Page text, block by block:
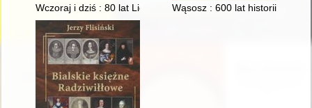
Wczoraj i dziś : 80 lat Liceum Ogólnokształcącego w
Wąsosz : 600 lat historii